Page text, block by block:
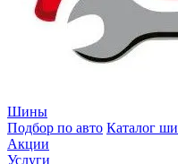
Шины
Подбор по авто Каталог
Акции
Услуги